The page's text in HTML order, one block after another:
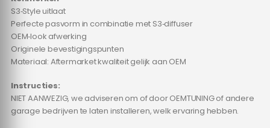
S3‑Style uitlaat
Perfecte pasvorm in combinatie met S3‑diffuser
OEM‑look afwerking
Originele bevestigingspunten
Materiaal: Aftermarket kwaliteit gelijk aan OEM
Instructies:
NIET AANWEZIG, we adviseren om of door OEMTUNING of andere
garage bedrijven te laten installeren, welk ervaring hebben.